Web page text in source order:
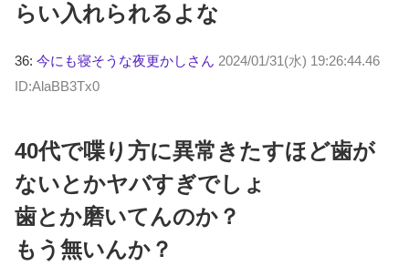
らい入れられるよな
36: 今にも寝そうな夜更かしさん 2024/01/31(水) 19:26:44.46
ID:AlaBB3Tx0
40代で喋り方に異常きたすほど歯が
ないとかヤバすぎでしょ
歯とか磨いてんのか？
もう無いんか？